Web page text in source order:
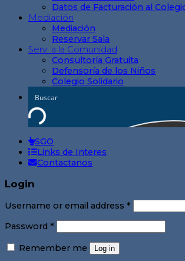
Datos de Facturación al
Mediación
Mediación
Reservar Sala
Serv. a la Comunidad
Consultoría Gratuita
Defensoría de los Niños
Colegio Solidario
SGO
Links de Interes
Contactanos
Login
Username or email address *
Password *
Remember me Log in